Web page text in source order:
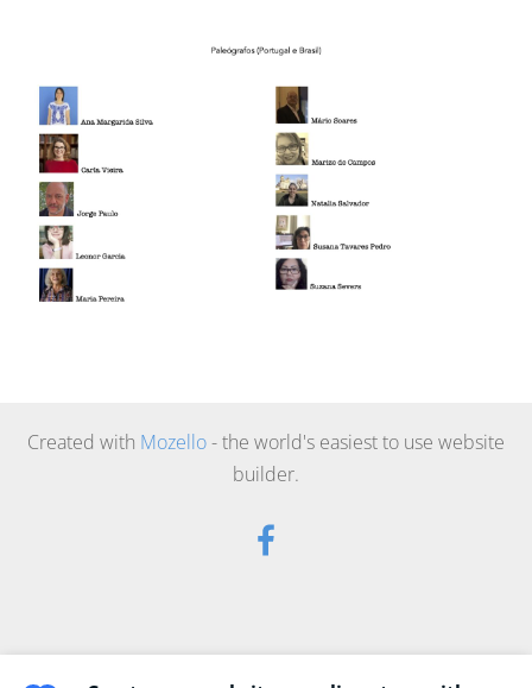
Created with Mozello- the world's easiest to use website
builder.